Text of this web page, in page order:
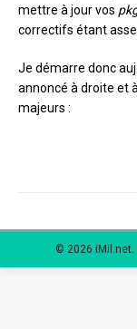
mettre à jour vos
correctifs étant
Je démarre donc
annoncé à droite et
majeurs :
© 2026 iMil.net.